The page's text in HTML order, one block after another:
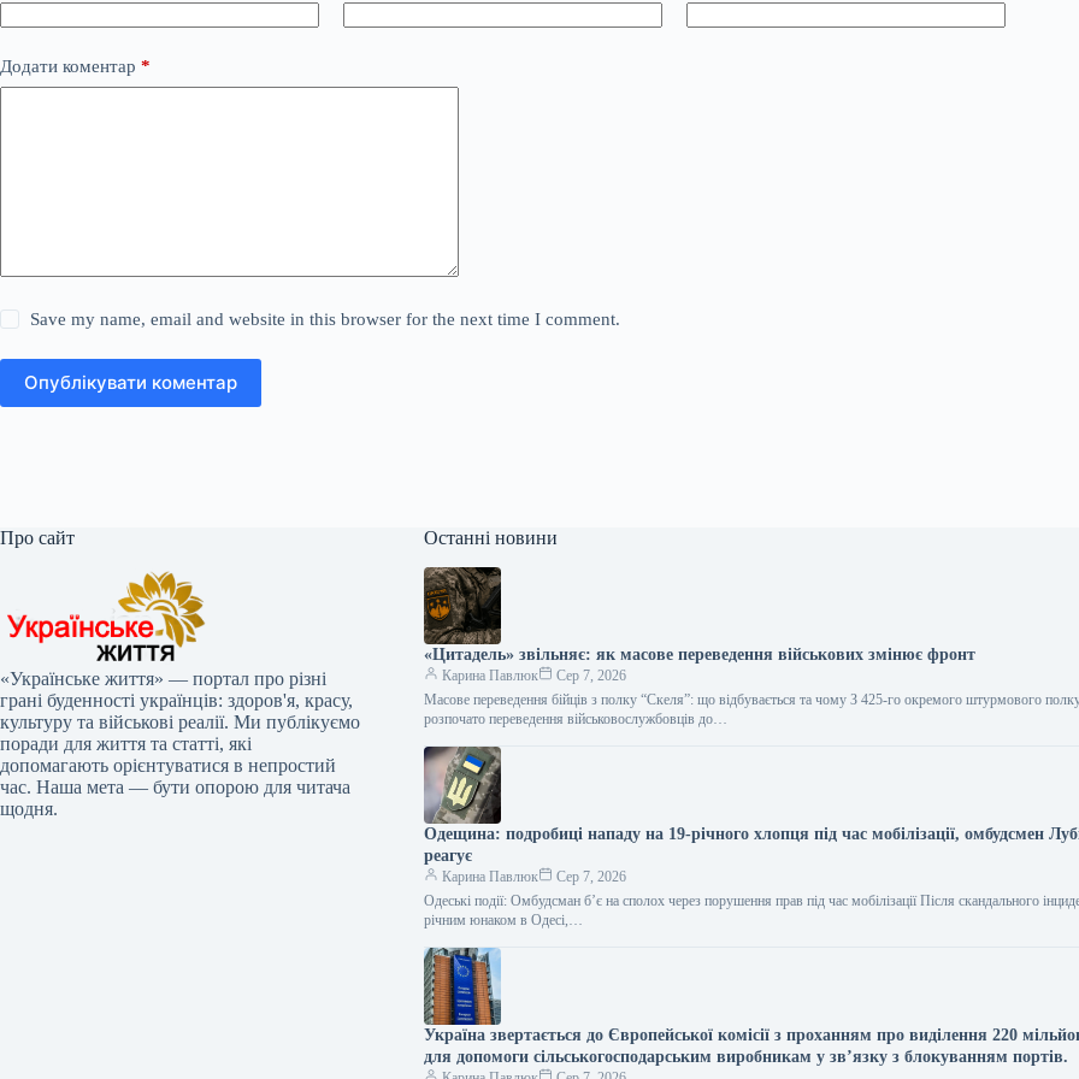
Додати коментар *
Save my name, email and website in this browser for the next time I comment.
Опублікувати коментар
Про сайт
«Українське життя» — портал про різні
грані буденності українців: здоров'я, красу,
культуру та військові реалії. Ми публікуємо
поради для життя та статті, які
допомагають орієнтуватися в непростий
час. Наша мета — бути опорою для читача
щодня.
Останні новини
«Цитадель» звільняє: як масове переведення військових змінює фронт
Карина Павлюк
Сер 7, 2026
Масове переведення бійців з полку “Скеля”: що відбувається та чому З 425-го окремого штурмового
розпочато переведення військовослужбовців до…
Одещина: подробиці нападу на 19-річного хлопця під час мобілізації, омбудсмен
реагує
Карина Павлюк
Сер 7, 2026
Одеські події: Омбудсман б’є на сполох через порушення прав під час мобілізації Після скандального
річним юнаком в Одесі,…
Україна звертається до Європейської комісії з проханням про виділення 220
для допомоги сільськогосподарським виробникам у зв’язку з блокуванням портів.